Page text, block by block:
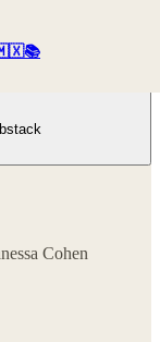
🇲🇽📚
Cohen